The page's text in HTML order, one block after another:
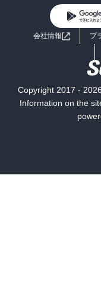
ライトノベル
ミステリー
よくあるご質問
会社情報 プ
Copyright 2017 -
Information on the